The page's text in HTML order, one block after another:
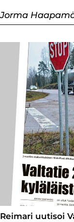
Jorma
Reimari uutisoi